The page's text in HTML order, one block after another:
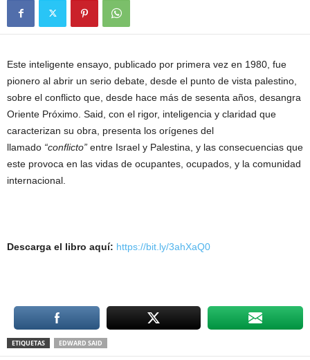
Este inteligente ensayo, publicado por primera vez en 1980, fue
pionero al abrir un serio debate, desde el punto de vista palestino,
sobre el conflicto que, desde hace más de sesenta años, desangra
Oriente Próximo. Said, con el rigor, inteligencia y claridad que
caracterizan su obra, presenta los orígenes del
llamado “conflicto” entre Israel y Palestina, y las consecuencias que
este provoca en las vidas de ocupantes, ocupados, y la comunidad
internacional.
Descarga el libro aquí: https://bit.ly/3ahXaQ0
ETIQUETAS EDWARD SAID